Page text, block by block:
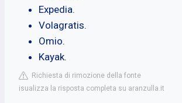
Expedia.
Volagratis.
Omio.
Kayak.
Richiesta di rimozione della fonte
isualizza la risposta completa su aranzulla.it